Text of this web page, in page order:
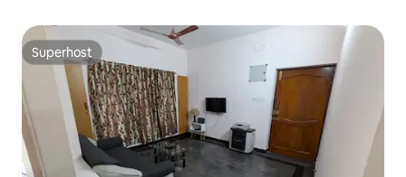
Superhost
Superhost